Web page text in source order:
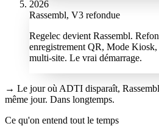
2026
Rassembl, V3 refondue
Regelec devient Rassembl.
enregistrement QR, Mode Kiosk,
multi-site. Le vrai démarrage.
→ Le jour où ADTI disparaît,
même jour. Dans longtemps.
Ce qu'on entend tout le temps